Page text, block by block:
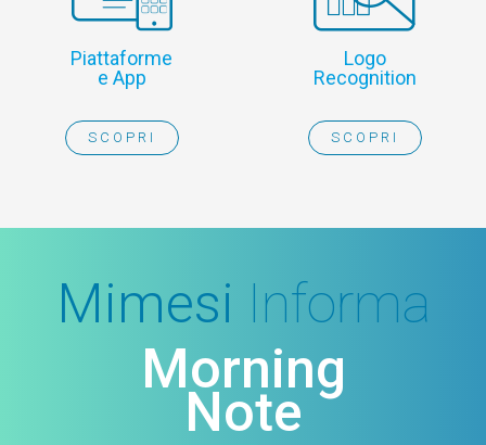
Piattaforme
e App
SCOPRI
Logo
Recognition
SCOPRI
Mimesi Informa
Morning
Note